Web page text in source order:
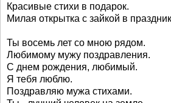
Красивые стихи в подарок.
Милая открытка с зайкой в
Ты восемь лет со мною рядом.
Любимому мужу поздравления.
С днем рождения, любимый.
Я тебя люблю.
Поздравляю мужа стихами.